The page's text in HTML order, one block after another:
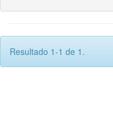
Resultado 1-1 de 1.